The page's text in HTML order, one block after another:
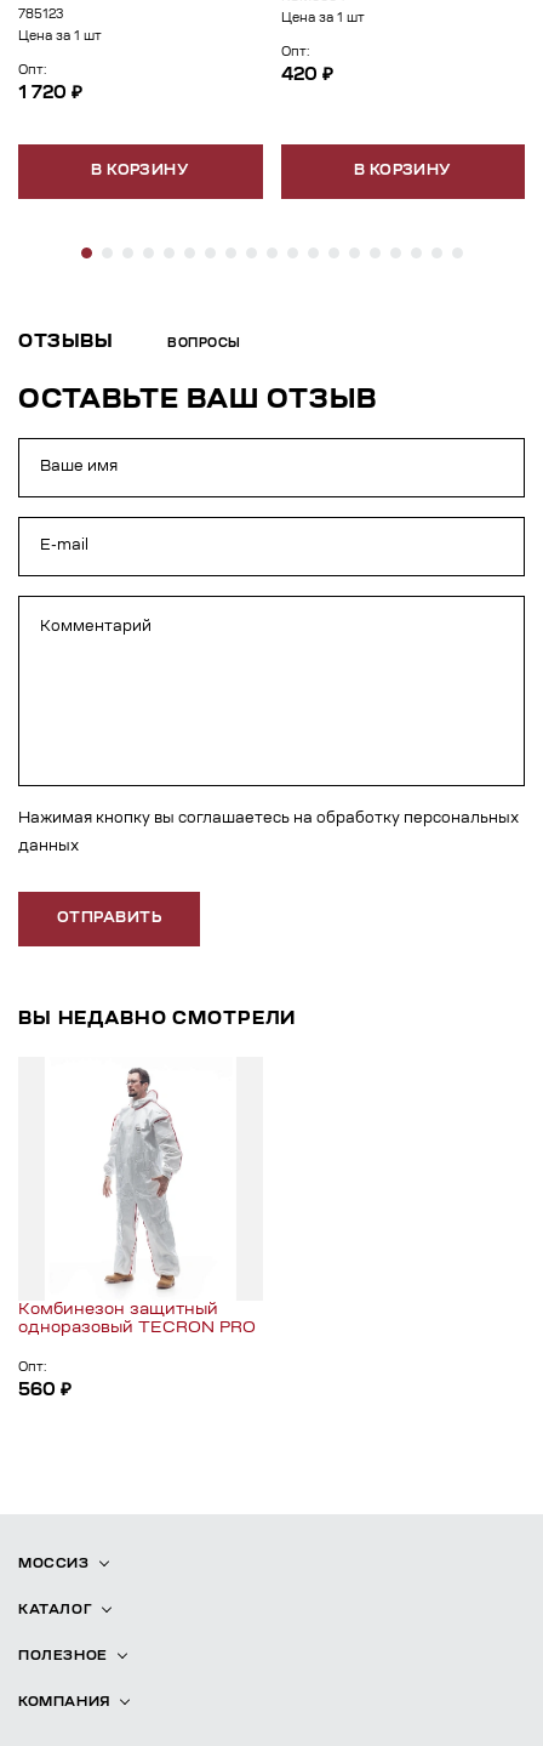
785123
Цена за 1 шт
Опт:
1 720 ₽
В КОРЗИНУ
Цена за 1 шт
Опт:
420 ₽
В КОРЗИНУ
ОТЗЫВЫ ВОПРОСЫ
ОСТАВЬТЕ ВАШ ОТЗЫВ
Нажимая кнопку вы соглашаетесь на обработку персональных
данных
ОТПРАВИТЬ
ВЫ НЕДАВНО СМОТРЕЛИ
Комбинезон защитный
одноразовый TECRON PRO
Опт:
560 ₽
МОССИЗ
КАТАЛОГ
ПОЛЕЗНОЕ
КОМПАНИЯ